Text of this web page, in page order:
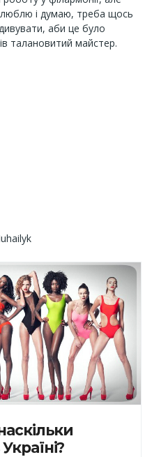
і думаю, треба щось
аби це було
талановитий майстер.